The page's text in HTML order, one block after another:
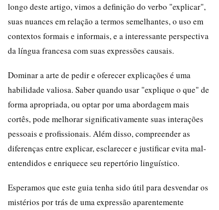
longo deste artigo, vimos a definição do verbo "explicar",
suas nuances em relação a termos semelhantes, o uso em
contextos formais e informais, e a interessante perspectiva
da língua francesa com suas expressões causais.
Dominar a arte de pedir e oferecer explicações é uma
habilidade valiosa. Saber quando usar "explique o que" de
forma apropriada, ou optar por uma abordagem mais
cortês, pode melhorar significativamente suas interações
pessoais e profissionais. Além disso, compreender as
diferenças entre explicar, esclarecer e justificar evita mal-
entendidos e enriquece seu repertório linguístico.
Esperamos que este guia tenha sido útil para desvendar os
mistérios por trás de uma expressão aparentemente